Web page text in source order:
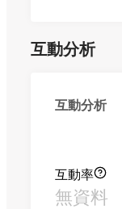
互動分析
互動分析
互動率
無資料